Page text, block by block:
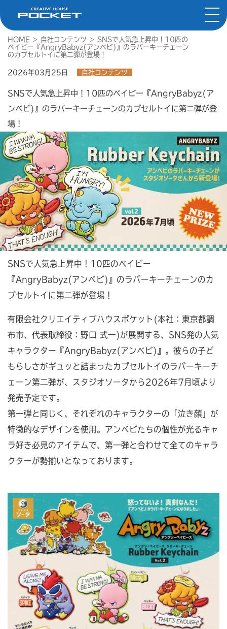
HOME > 自社コンテンツ > SNSで人気急上昇中！10匹の
ベイビー『AngryBabyz(アンベビ)』のラバーキーチェーン
のカプセルトイに第二弾が登場！
2026年03月25日 自社コンテンツ
SNSで人気急上昇中！10匹のベイビー『AngryBabyz(ア
ンベビ)』のラバーキーチェーンのカプセルトイに第二弾が登
場！
SNSで人気急上昇中！10匹のベイビー
『AngryBabyz(アンベビ)』のラバーキーチェーンのカ
プセルトイに第二弾が登場！
有限会社クリエイティブハウスポケット(本社：東京都調
布市、代表取締役：野口 式一)が展開する、SNS発の人気
キャラクター『AngryBabyz(アンベビ)』。彼らの子ど
もらしさがギュッと詰まったカプセルトイのラバーキーチ
ェーン第二弾が、スタジオソータから2026年7月頃より
発売予定です。
第一弾と同じく、それぞれのキャラクターの「泣き顔」が
特徴的なデザインを使用。アンベビたちの個性が光るキャ
ラ好き必見のアイテムで、第一弾と合わせて全てのキャラ
クターが勢揃いとなっております。